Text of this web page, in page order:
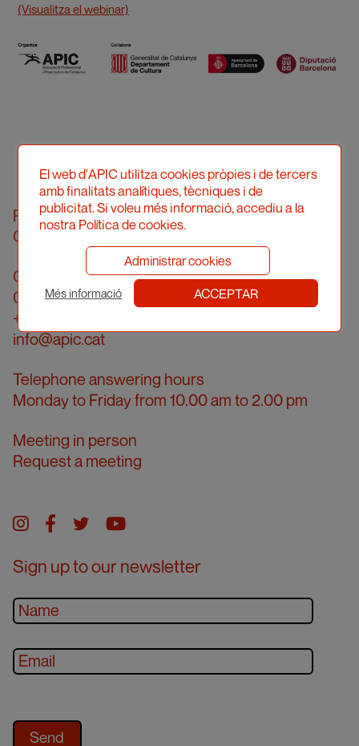
(Visualitza el webinar)
Professional Illustrators’ Association of
Catalonia (hereinafter, APIC)
Carrer Londres, 96, pral. 2a
08036 Barcelona
+34 934 161 474
info@apic.cat
Telephone answering hours
Monday to Friday from 10.00 am to 2.00 pm
Meeting in person
Request a meeting
Instagram
facebook
twitteryoutube
Sign up to our newsletter
El web d'APIC utilitza cookies pròpies i de tercers
amb finalitats analítiques, tècniques i de
publicitat. Si voleu més informació, accediu a la
nostra Política de cookies.
Administrar cookies
Més informació ACCEPTAR